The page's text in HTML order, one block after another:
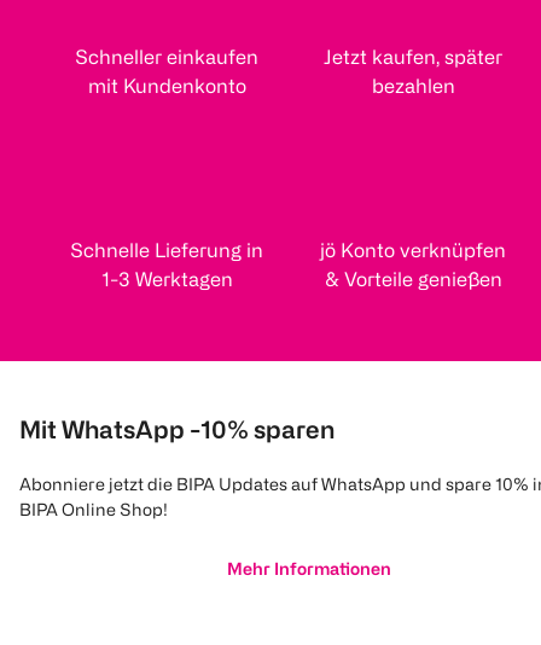
Schneller einkaufen
mit Kundenkonto
Jetzt kaufen, später
bezahlen
Schnelle Lieferung in
1-3 Werktagen
jö Konto verknüpfen
& Vorteile genießen
Mit WhatsApp -10% sparen
Abonniere jetzt die BIPA Updates auf WhatsApp und spare 10%
BIPA Online Shop!
Mehr Informationen